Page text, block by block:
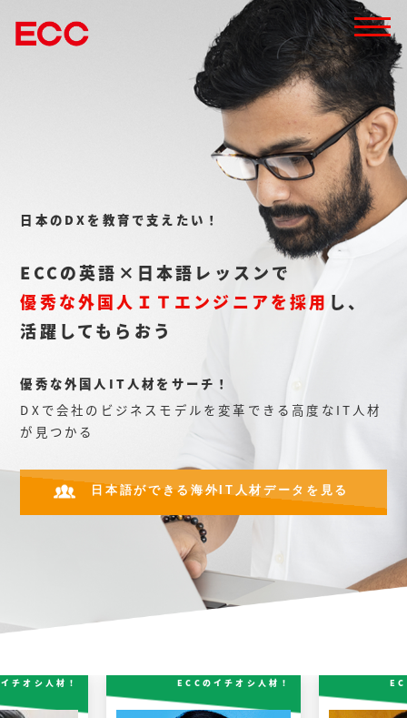
日本のDXを教育で支えたい！
ECCの英語×日本語レッスンで
優秀な外国人ＩＴエンジニアを採用 し、
活躍してもらおう
優秀な外国人IT人材をサーチ！
DXで会社のビジネスモデルを変革できる高度なIT人材
が見つかる
日本語ができる海外IT人材データを見る
チオシ人材！ ECCのイチオシ人材！